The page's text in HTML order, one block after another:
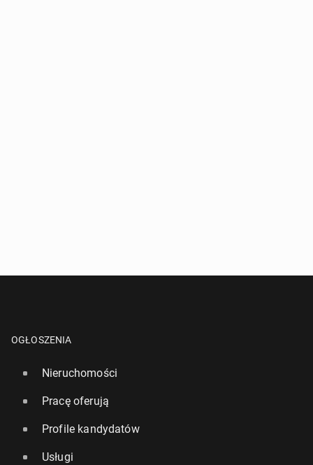
OGŁOSZENIA
Nieruchomości
Pracę oferują
Profile kandydatów
Usługi